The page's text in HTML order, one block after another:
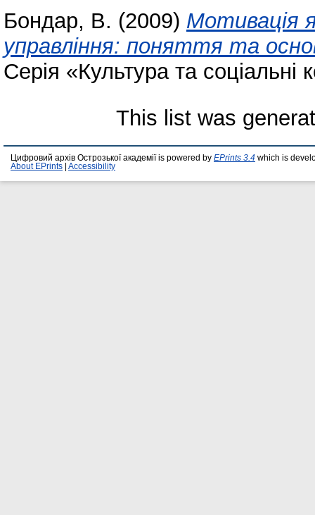
Бондар, В. (2009) Мотивація
управління: поняття та
Серія «Культура та соціальні
This list was
Цифровий архів Острозької академії is powered by EPrints 3.4 which is
About EPrints
Accessibility